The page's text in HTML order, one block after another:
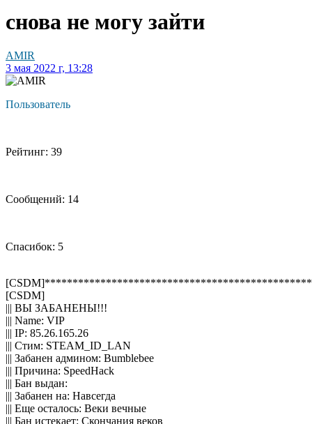
снова не могу зайти
AMIR
3 мая 2022 г, 13:28
Пользователь
Рейтинг: 39
Сообщений: 14
Спасибок: 5
[CSDM]
||| ВЫ ЗАБАНЕНЫ!!!
||| Name: VIP
||| IP: 85.26.165.26
||| Стим: STEAM_ID_LAN
||| Забанен админом: Bumblebee
||| Причина: SpeedHack
||| Бан выдан:
||| Забанен на: Навсегда
||| Еще осталось: Веки вечные
||| Бан истекает: Скончания веков